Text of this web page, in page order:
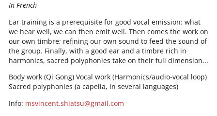
In French
Ear training is a prerequisite for good vocal emission: what
we hear well, we can then emit well. Then comes the work on
our own timbre; refining our own sound to feed the sound of
the group. Finally, with a good ear and a timbre rich in
harmonics, sacred polyphonies take on their full dimension...
Body work (Qi Gong) Vocal work (Harmonics/audio-vocal loop)
Sacred polyphonies (a capella, in several languages)
Info: msvincent.shiatsu@gmail.com